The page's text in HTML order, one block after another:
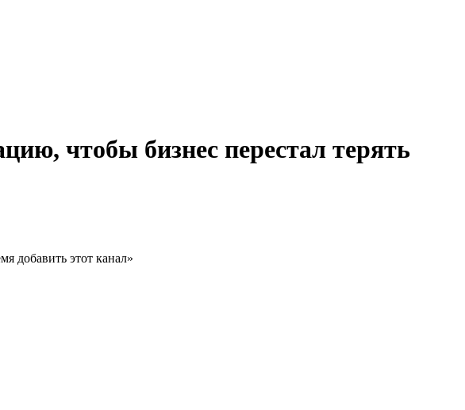
чтобы бизнес перестал терять
добавить этот канал»